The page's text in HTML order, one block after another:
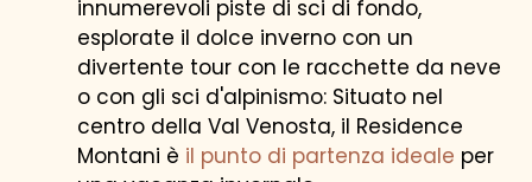
innumerevoli piste di sci di fondo,
esplorate il dolce inverno con un
divertente tour con le racchette da neve
o con gli sci d'alpinismo: Situato nel
centro della Val Venosta, il Residence
Montani è il punto di partenza ideale per